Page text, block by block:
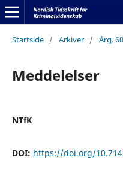
Startside / Arkiver / Årg.
Meddelelser
NTfK
DOI: https://doi.org/